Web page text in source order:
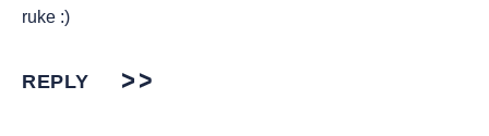
ruke :)
REPLY